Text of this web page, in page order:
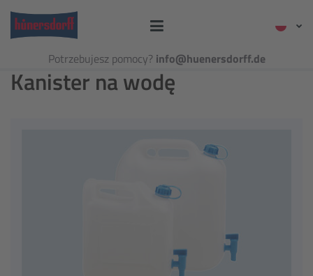
Potrzebujesz pomocy? info@huenersdorff.de
Kanister na wodę